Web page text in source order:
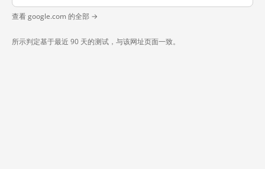
查看 google.com 的全部 →
所示判定基于最近 90 天的测试，与该网址页面一致。